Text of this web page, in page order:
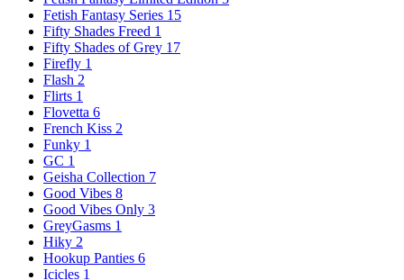
Fetish Fantasy Series 15
Fifty Shades Freed 1
Fifty Shades of Grey 17
Firefly 1
Flash 2
Flirts 1
Flovetta 6
French Kiss 2
Funky 1
GC 1
Geisha Collection 7
Good Vibes 8
Good Vibes Only 3
GreyGasms 1
Hiky 2
Hookup Panties 6
Icicles 1